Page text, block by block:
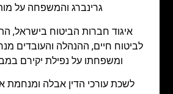
גרינברג והמשפחה על
איגוד חברות הביטוח בישראל,
לביטוח חיים, ההנהלה והעובדים
ומשפחתו על נפילת יקירם
לשכת עורכי הדין אבלה